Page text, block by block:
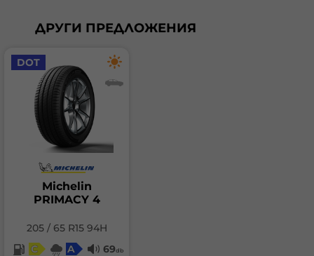
ДРУГИ ПРЕДЛОЖЕНИЯ
Michelin
PRIMACY 4
205 / 65 R15 94H
C
A 69db
DOT